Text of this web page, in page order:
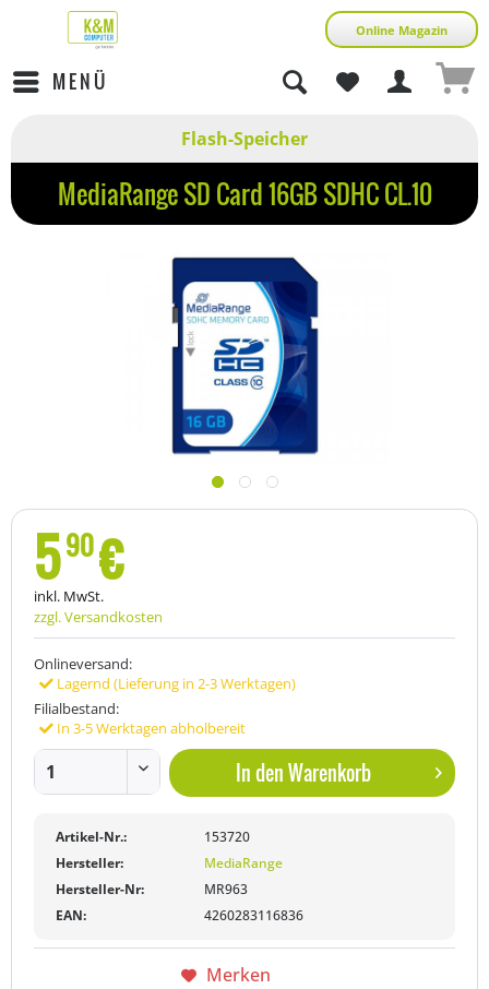
Online Magazin
MENÜ
Flash-Speicher
MediaRange SD Card 16GB SDHC CL.10
590€
inkl. MwSt.
zzgl. Versandkosten
Onlineversand:
Lagernd (Lieferung in 2-3 Werktagen)
Filialbestand:
In 3-5 Werktagen abholbereit
In denWarenkorb
Artikel-Nr.:
153720
Hersteller:
MediaRange
Hersteller-Nr:
MR963
EAN:
4260283116836
Merken